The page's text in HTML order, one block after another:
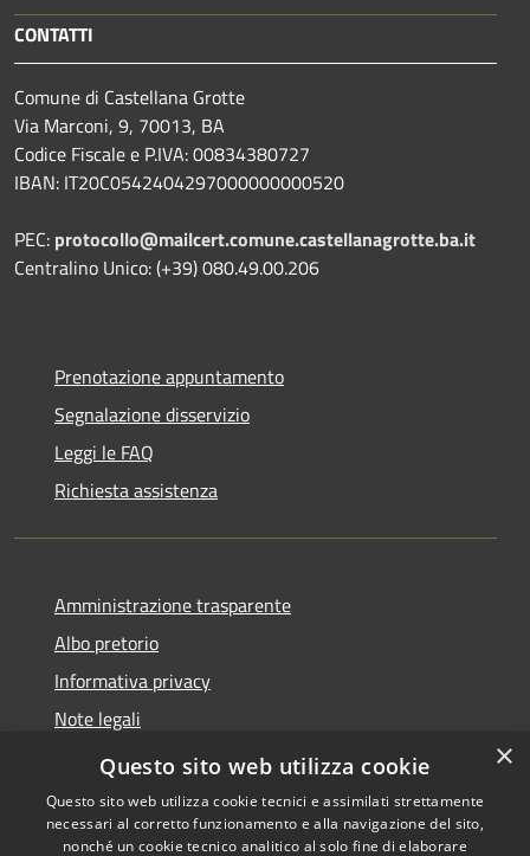
CONTATTI
Comune di Castellana Grotte
Via Marconi, 9, 70013, BA
Codice Fiscale e P.IVA: 00834380727
IBAN: IT20C0542404297000000000520
PEC: protocollo@mailcert.comune.castellanagrotte.ba.it
Centralino Unico: (+39) 080.49.00.206
Prenotazione appuntamento
Segnalazione disservizio
Leggi le FAQ
Richiesta assistenza
Amministrazione trasparente
Albo pretorio
Informativa privacy
Note legali
Dichiarazione di accessibilità
×
Questo sito web utilizza cookie
Questo sito web utilizza cookie tecnici e assimilati strettamente
necessari al corretto funzionamento e alla navigazione del sito,
nonché un cookie tecnico analitico al solo fine di elaborare